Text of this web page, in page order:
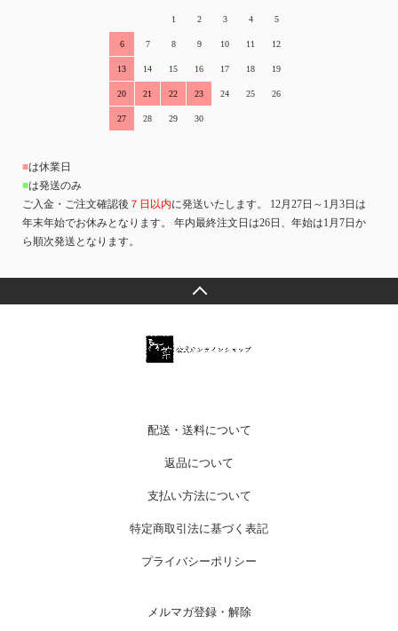
1 2 3 4 5
6 7 8 9 10 11 12
13 14 15 16 17 18 19
20 21 22 23 24 25 26
27 28 29 30
■は休業日
■は発送のみ
ご入金・ご注文確認後 ７日以内に発送いたします。 12月27日～1月3日は
年末年始でお休みとなります。 年内最終注文日は26日、年始は1月7日か
ら順次発送となります。
配送・送料について
返品について
支払い方法について
特定商取引法に基づく表記
プライバシーポリシー
メルマガ登録・解除